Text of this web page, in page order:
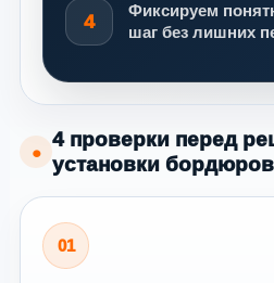
4
Фиксируем
шаг без лишних
●
4 проверки перед
установки бордюров
01